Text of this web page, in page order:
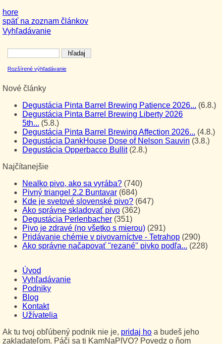
Vyhľadávanie
Rozšírené výhľadávanie
Nové články
Degustácia Pinta Barrel Brewing Patience 2026... (6.8.)
Degustácia Pinta Barrel Brewing Liberty 2026
5th... (5.8.)
Degustácia Pinta Barrel Brewing Affection 2026... (4.8.)
Degustácia DankHouse Dose of Nelson Sauvin (3.8.)
Degustácia Opperbacco Bullit(2.8.)
Najčítanejšie
Nealko pivo, ako sa vyrába? (740)
Pivný triangel 2.2 Buntavar (684)
Kde je svetové slovenské pivo? (647)
Ako správne skladovať pivo (362)
Degustácia Perlenbacher (351)
Pivo je zdravé (no všetko s mierou) (291)
Pridávanie chémie v pivovarníctve - Tetrahop (290)
Ako správne načapovať "rezané" pivko podľa... (228)
hore
späť na zoznam článkov
Úvod
Vyhľadávanie
Podniky
Blog
Kontakt
Užívatelia
Ak tu tvoj obľúbený podnik nie je, pridaj ho a budeš jeho
zakladateľom. Páči sa ti KamNaPIVO? Povedz o ňom